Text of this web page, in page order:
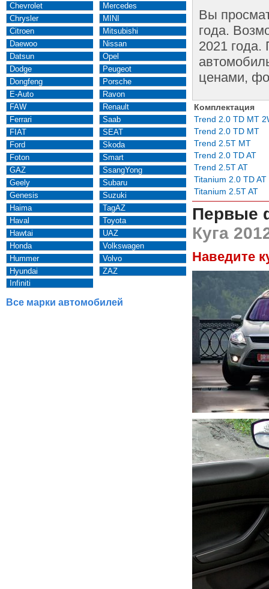
Chevrolet
Chrysler
Citroen
Daewoo
Datsun
Dodge
Dongfeng
E-Auto
FAW
Ferrari
FIAT
Ford
Foton
GAZ
Geely
Genesis
Haima
Haval
Hawtai
Honda
Hummer
Hyundai
Infiniti
Mercedes
MINI
Mitsubishi
Nissan
Opel
Peugeot
Porsche
Ravon
Renault
Saab
SEAT
Skoda
Smart
SsangYong
Subaru
Suzuki
TagAZ
Toyota
UAZ
Volkswagen
Volvo
ZAZ
Все марки автомобилей
Вы
года.
2021 года.
ценами,
Комплектация
Trend 2.0 TD MT
Trend 2.0 TD MT
Trend 2.5T MT
Trend 2.0 TD AT
Trend 2.5T AT
Titanium 2.0 TD AT
Titanium 2.5T AT
Первые
Куга
Наведите